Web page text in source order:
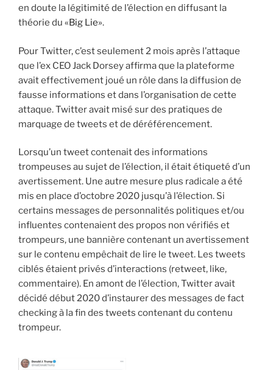
en doute la légitimité de l’élection en diffusant la
théorie du «Big Lie».
Pour Twitter, c’est seulement 2 mois après l’attaque
que l’ex CEO Jack Dorsey affirma que la plateforme
avait effectivement joué un rôle dans la diffusion de
fausse informations et dans l’organisation de cette
attaque. Twitter avait misé sur des pratiques de
marquage de tweets et de déréférencement.
Lorsqu’un tweet contenait des informations
trompeuses au sujet de l’élection, il était étiqueté d’un
avertissement. Une autre mesure plus radicale a été
mis en place d’octobre 2020 jusqu’à l’élection. Si
certains messages de personnalités politiques et/ou
influentes contenaient des propos non vérifiés et
trompeurs, une bannière contenant un avertissement
sur le contenu empêchait de lire le tweet. Les tweets
ciblés étaient privés d’interactions (retweet, like,
commentaire). En amont de l’élection, Twitter avait
décidé début 2020 d’instaurer des messages de fact
checking à la fin des tweets contenant du contenu
trompeur.